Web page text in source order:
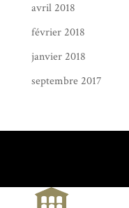
avril 2018
février 2018
janvier 2018
septembre 2017